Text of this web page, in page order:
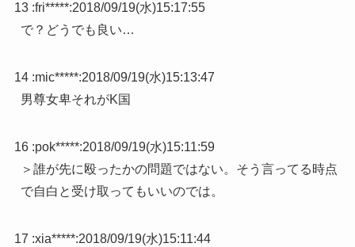
13 :fri*****:2018/09/19(水)15:17:55
で？どうでも良い…
14 :mic*****:2018/09/19(水)15:13:47
男尊女卑それがK国
16 :pok*****:2018/09/19(水)15:11:59
＞誰が先に殴ったかの問題ではない。そう言ってる時点
で自白と受け取ってもいいのでは。
17 :xia*****:2018/09/19(水)15:11:44